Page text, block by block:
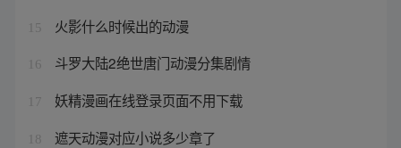
15 火影什么时候出的动漫
16 斗罗大陆2绝世唐门动漫分集剧情
17 妖精漫画在线登录页面不用下载
18 遮天动漫对应小说多少章了